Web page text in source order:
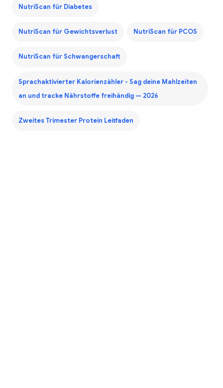
NutriScan für Diabetes
NutriScan für Gewichtsverlust NutriScan für PCOS
NutriScan für Schwangerschaft
Sprachaktivierter Kalorienzähler - Sag deine Mahlzeiten
an und tracke Nährstoffe freihändig — 2026
Zweites Trimester Protein Leitfaden